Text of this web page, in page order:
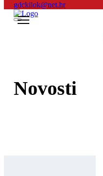
gdckilok@net.hr
Novosti